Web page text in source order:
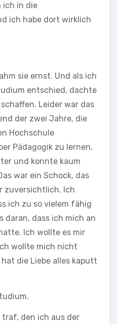
ich in die
ich habe dort wirklich
sie ernst. Und als ich
entschied, dachte
Leider war das
der zwei Jahre, die
Hochschule
Pädagogik zu lernen,
und konnte kaum
war ein Schock, das
zuversichtlich. Ich
ich zu so vielem fähig
daran, dass ich mich an
Ich wollte es mir
wollte mich nicht
die Liebe alles kaputt
den ich aus der